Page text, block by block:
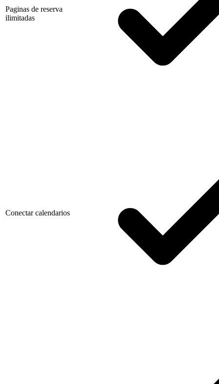
Paginas de reserva
ilimitadas
Conectar calendarios